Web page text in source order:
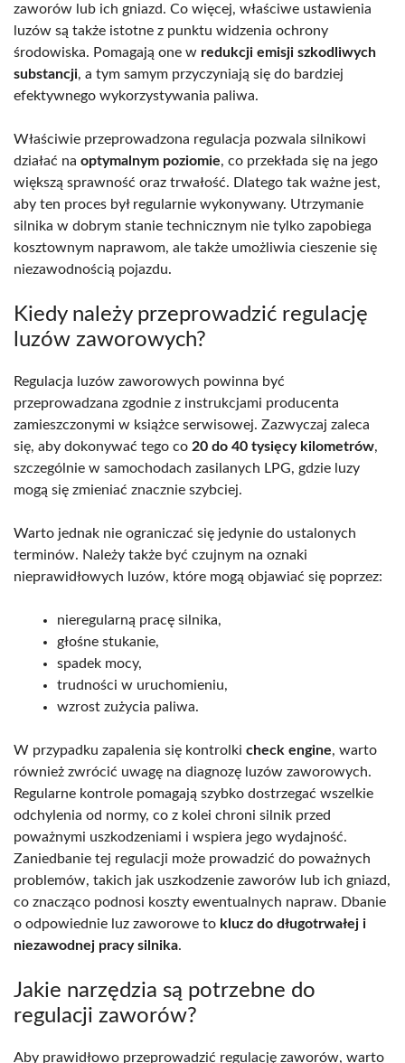
zaworów lub ich gniazd. Co więcej, właściwe ustawienia
luzów są także istotne z punktu widzenia ochrony
środowiska. Pomagają one w redukcji emisji szkodliwych
substancji, a tym samym przyczyniają się do bardziej
efektywnego wykorzystywania paliwa.
Właściwie przeprowadzona regulacja pozwala silnikowi
działać na optymalnym poziomie, co przekłada się na jego
większą sprawność oraz trwałość. Dlatego tak ważne jest,
aby ten proces był regularnie wykonywany. Utrzymanie
silnika w dobrym stanie technicznym nie tylko zapobiega
kosztownym naprawom, ale także umożliwia cieszenie się
niezawodnością pojazdu.
Kiedy należy przeprowadzić regulację
luzów zaworowych?
Regulacja luzów zaworowych powinna być
przeprowadzana zgodnie z instrukcjami producenta
zamieszczonymi w książce serwisowej. Zazwyczaj zaleca
się, aby dokonywać tego co 20 do 40 tysięcy kilometrów,
szczególnie w samochodach zasilanych LPG, gdzie luzy
mogą się zmieniać znacznie szybciej.
Warto jednak nie ograniczać się jedynie do ustalonych
terminów. Należy także być czujnym na oznaki
nieprawidłowych luzów, które mogą objawiać się poprzez:
nieregularną pracę silnika,
głośne stukanie,
spadek mocy,
trudności w uruchomieniu,
wzrost zużycia paliwa.
W przypadku zapalenia się kontrolki check engine, warto
również zwrócić uwagę na diagnozę luzów zaworowych.
Regularne kontrole pomagają szybko dostrzegać wszelkie
odchylenia od normy, co z kolei chroni silnik przed
poważnymi uszkodzeniami i wspiera jego wydajność.
Zaniedbanie tej regulacji może prowadzić do poważnych
problemów, takich jak uszkodzenie zaworów lub ich gniazd,
co znacząco podnosi koszty ewentualnych napraw. Dbanie
o odpowiednie luz zaworowe to klucz do długotrwałej i
niezawodnej pracy silnika.
Jakie narzędzia są potrzebne do
regulacji zaworów?
Aby prawidłowo przeprowadzić regulację zaworów, warto